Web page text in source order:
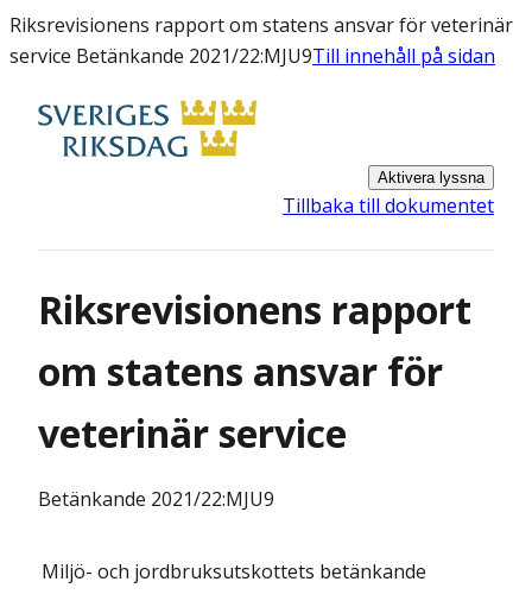
Riksrevisionens rapport om statens ansvar för veterinär
service Betänkande 2021/22:MJU9Till innehåll på sidan
Aktivera lyssna
Tillbaka till dokumentet
Riksrevisionens rapport
om statens ansvar för
veterinär service
Betänkande 2021/22:MJU9
Miljö- och jordbruksutskottets betänkande